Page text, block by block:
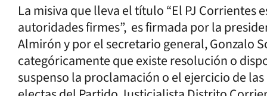
La misiva que lleva el título “El PJ Corrientes
autoridades firmes”, es firmada por la
Almirón y por el secretario general, Gonzalo
categóricamente que existe resolución o
suspenso la proclamación o el ejercicio de